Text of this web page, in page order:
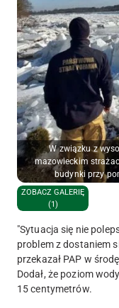
W związku z
mazowieckim
budynki przy
ZOBACZ GALERIĘ
(1)
"Sytuacja się nie
problem z dostaniem
przekazał PAP w
Dodał, że poziom
15 centymetrów.